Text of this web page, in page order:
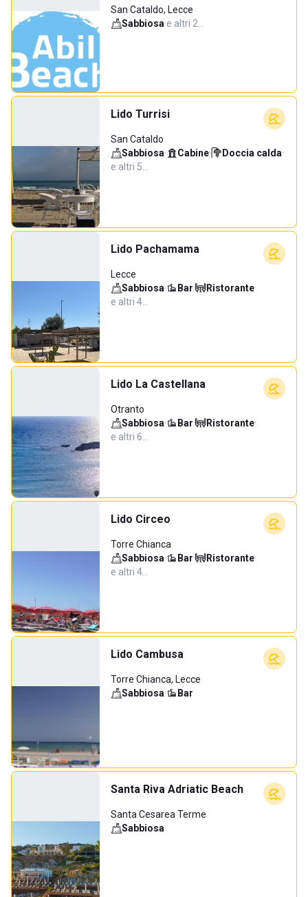
San Cataldo, Lecce
Sabbiosa·e altri 2…
Lido Turrisi
San Cataldo
Sabbiosa· Cabine· Doccia calda·
e altri 5…
Lido Pachamama
Lecce
Sabbiosa· Bar· Ristorante·
e altri 4…
Lido La Castellana
Otranto
Sabbiosa· Bar· Ristorante·
e altri 6…
Lido Circeo
Torre Chianca
Sabbiosa· Bar· Ristorante·
e altri 4…
Lido Cambusa
Torre Chianca, Lecce
Sabbiosa· Bar
Santa Riva Adriatic Beach
Santa Cesarea Terme
Sabbiosa